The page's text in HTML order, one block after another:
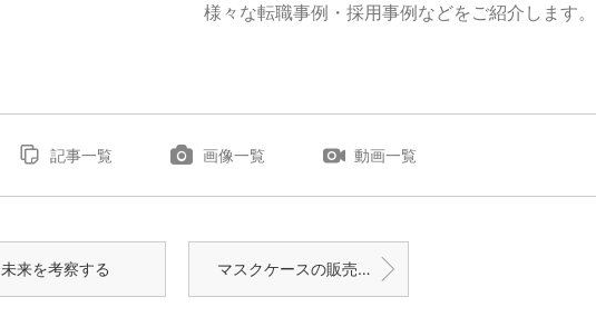
様々な転職事例・採用事例などをご紹介します。
記事一覧 画像一覧 動画一覧
未来を考察する マスクケースの販売を開始しました。